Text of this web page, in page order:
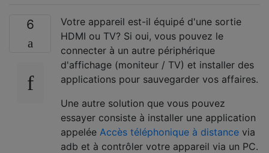
6
Votre appareil est-il équipé d'une sortie
HDMI ou TV? Si oui, vous pouvez le
connecter à un autre périphérique
d'affichage (moniteur / TV) et installer des
applications pour sauvegarder vos affaires.
Une autre solution que vous pouvez
essayer consiste à installer une application
appelée Accès téléphonique à distance via
adb et à contrôler votre appareil via un PC.